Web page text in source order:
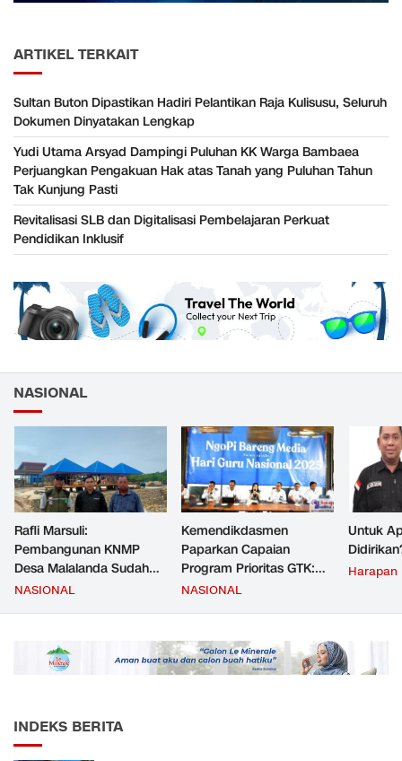
ARTIKEL TERKAIT
Sultan Buton Dipastikan Hadiri Pelantikan Raja Kulisusu, Seluruh
Dokumen Dinyatakan Lengkap
Yudi Utama Arsyad Dampingi Puluhan KK Warga Bambaea
Perjuangkan Pengakuan Hak atas Tanah yang Puluhan Tahun
Tak Kunjung Pasti
Revitalisasi SLB dan Digitalisasi Pembelajaran Perkuat
Pendidikan Inklusif
NASIONAL
Rafli Marsuli:
Pembangunan KNMP
Desa Malalanda Sudah
Mencapai 69 Persen dan
JMD dan JMF
NASIONAL
Kemendikdasmen
Paparkan Capaian
Program Prioritas GTK:
Kompetensi Meningkat,
NASIONAL
Untuk
Harapan
INDEKS BERITA